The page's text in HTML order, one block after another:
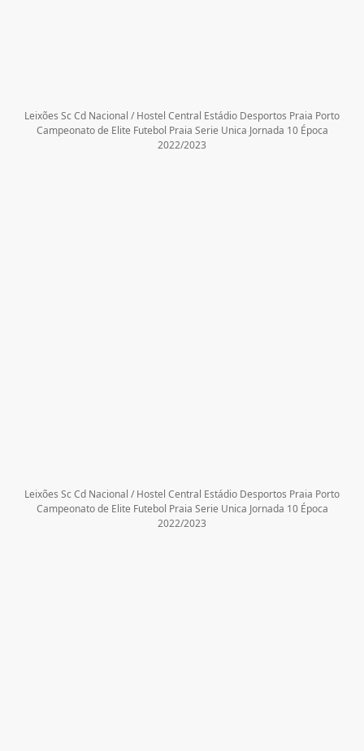
Leixões Sc Cd Nacional / Hostel Central Estádio Desportos Praia Porto
Campeonato de Elite Futebol Praia Serie Unica Jornada 10 Época
2022/2023
Leixões Sc Cd Nacional / Hostel Central Estádio Desportos Praia Porto
Campeonato de Elite Futebol Praia Serie Unica Jornada 10 Época
2022/2023